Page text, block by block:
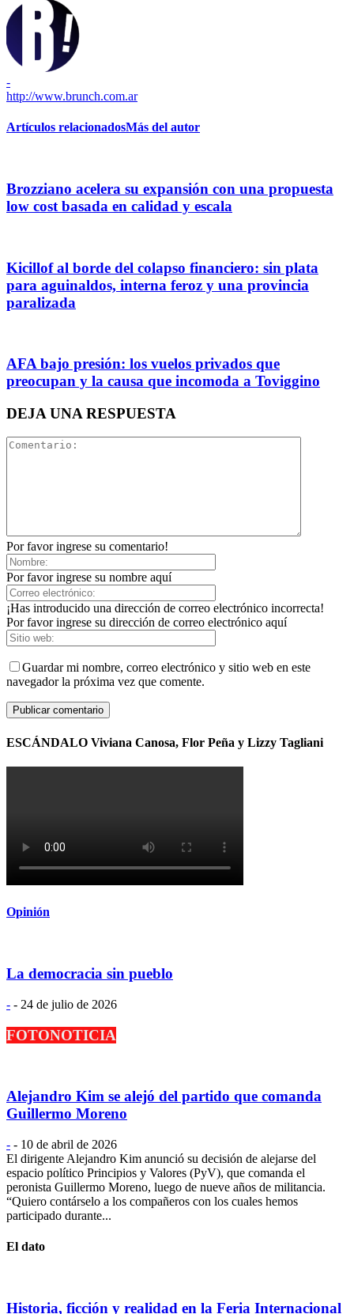
-
http://www.brunch.com.ar
Artículos relacionadosMás del autor
Brozziano acelera su expansión con una propuesta
low cost basada en calidad y escala
Kicillof al borde del colapso financiero: sin plata
para aguinaldos, interna feroz y una provincia
paralizada
AFA bajo presión: los vuelos privados que
preocupan y la causa que incomoda a Toviggino
DEJA UNA RESPUESTA
Por favor ingrese su comentario!
Por favor ingrese su nombre aquí
¡Has introducido una dirección de correo electrónico incorrecta!
Por favor ingrese su dirección de correo electrónico aquí
Guardar mi nombre, correo electrónico y sitio web en este
navegador la próxima vez que comente.
ESCÁNDALO Viviana Canosa, Flor Peña y Lizzy Tagliani
Opinión
La democracia sin pueblo
- - 24 de julio de 2026
FOTONOTICIA
Alejandro Kim se alejó del partido que comanda
Guillermo Moreno
- - 10 de abril de 2026
El dirigente Alejandro Kim anunció su decisión de alejarse del
espacio político Principios y Valores (PyV), que comanda el
peronista Guillermo Moreno, luego de nueve años de militancia.
“Quiero contárselo a los compañeros con los cuales hemos
participado durante...
El dato
Historia, ficción y realidad en la Feria Internacional